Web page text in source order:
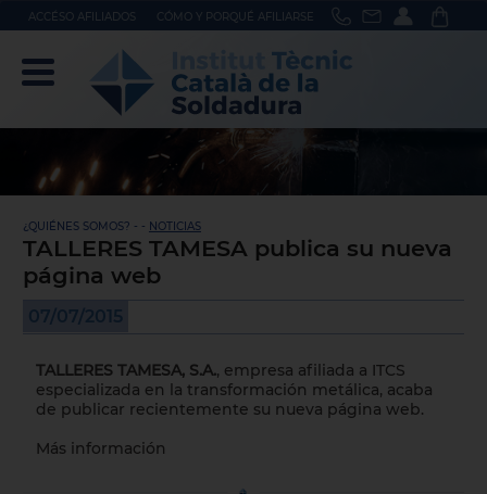
ACCÉSO AFILIADOS CÓMO Y PORQUÉ AFILIARSE
¿QUIÉNES SOMOS? - - NOTICIAS
TALLERES TAMESA publica su nueva
página web
07/07/2015
TALLERES TAMESA, S.A., empresa afiliada a ITCS
especializada en la transformación metálica, acaba
de publicar recientemente su nueva página web.
Más información